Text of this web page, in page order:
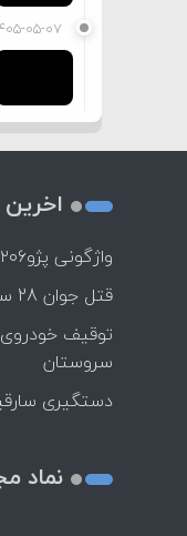
۱۴۰۵-۰۵-
واژگونی پژو۲۰۶ در جاده بابامیدان- نورآباد با ۳ مصدوم
قتل جوان 28 ساله توسط قاتل 15 ساله در کازرون
سروستان
دستگیری
نماد